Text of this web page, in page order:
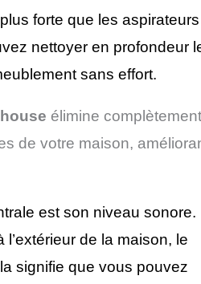
forte que les aspirateurs
nettoyer en profondeur
sans effort.
élimine complètement
de votre maison,
est son niveau sonore.
de la maison, le
signifie que vous pouvez